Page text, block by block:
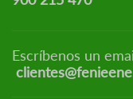
Escríbenos un